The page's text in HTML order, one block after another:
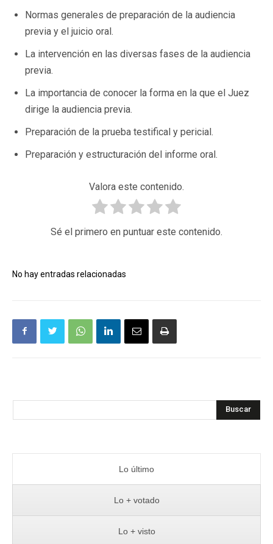
Normas generales de preparación de la audiencia
previa y el juicio oral.
La intervención en las diversas fases de la audiencia
previa.
La importancia de conocer la forma en la que el Juez
dirige la audiencia previa.
Preparación de la prueba testifical y pericial.
Preparación y estructuración del informe oral.
Valora este contenido.
Sé el primero en puntuar este contenido.
No hay entradas relacionadas
Buscar
Lo último
Lo + votado
Lo + visto